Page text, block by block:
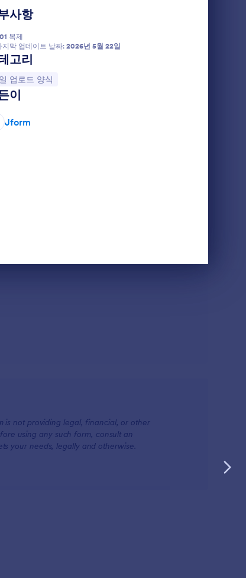
사항
복제
지막 업데이트 날짜:2026년 5월 22일
고리
고리로 이동:
업로드 양식
이
Jform
, 과제 제출, 디자인 요청, 클라이언트 온
, 협력자 등으로부터 자료를 안전하고 효
에게 필수적입니다.
고 사용자 정의할 수 있습니다. 직관적인
필드를 추가하고, 업로드 가능한 파일 유
로 관리할 수 있습니다. 제출된 파일은
습니다. 과제, 계약서, 크리에이티브 자
통합을 가능하게 합니다.
항에 대한 맞춤형 솔루션을 제공합니다.
라이언트 온보딩 등 다양한 용도에 맞게
is not providing legal, financial, or other
using any such form, consult an
your needs, legally and otherwise.